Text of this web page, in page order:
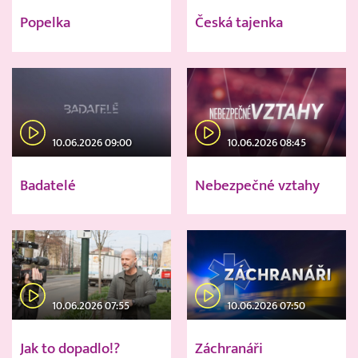
Popelka Česká tajenka
10.06.2026 09:00
Badatelé
10.06.2026 08:45
Nebezpečné vztahy
10.06.2026 07:55
Jak to dopadlo!?
10.06.2026 07:50
Záchranáři